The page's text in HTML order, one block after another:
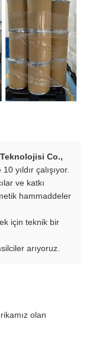
Co.,
yıldır çalışıyor.
ve katkı
hammaddeler
için teknik bir
arıyoruz.
olan